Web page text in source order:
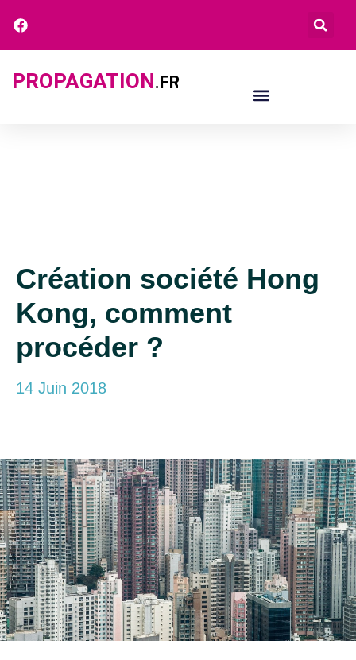
PROPAGATION.FR
Création société Hong
Kong, comment
procéder ?
14 Juin 2018